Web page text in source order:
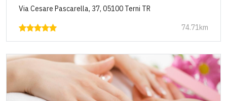
Via Cesare Pascarella, 37, 05100 Terni TR
74.71km